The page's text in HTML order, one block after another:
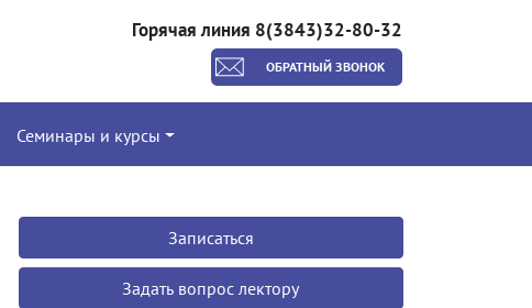
Горячая линия 8(3843)32-80-32
ОБРАТНЫЙ ЗВОНОК
Семинары и курсы
Записаться
Задать вопрос лектору